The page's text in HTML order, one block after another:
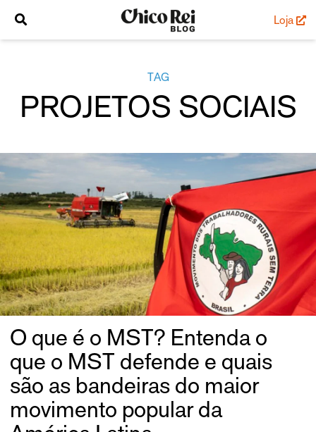
Loja
TAG
PROJETOS SOCIAIS
O que é o MST? Entenda o
que o MST defende e quais
são as bandeiras do maior
movimento popular da